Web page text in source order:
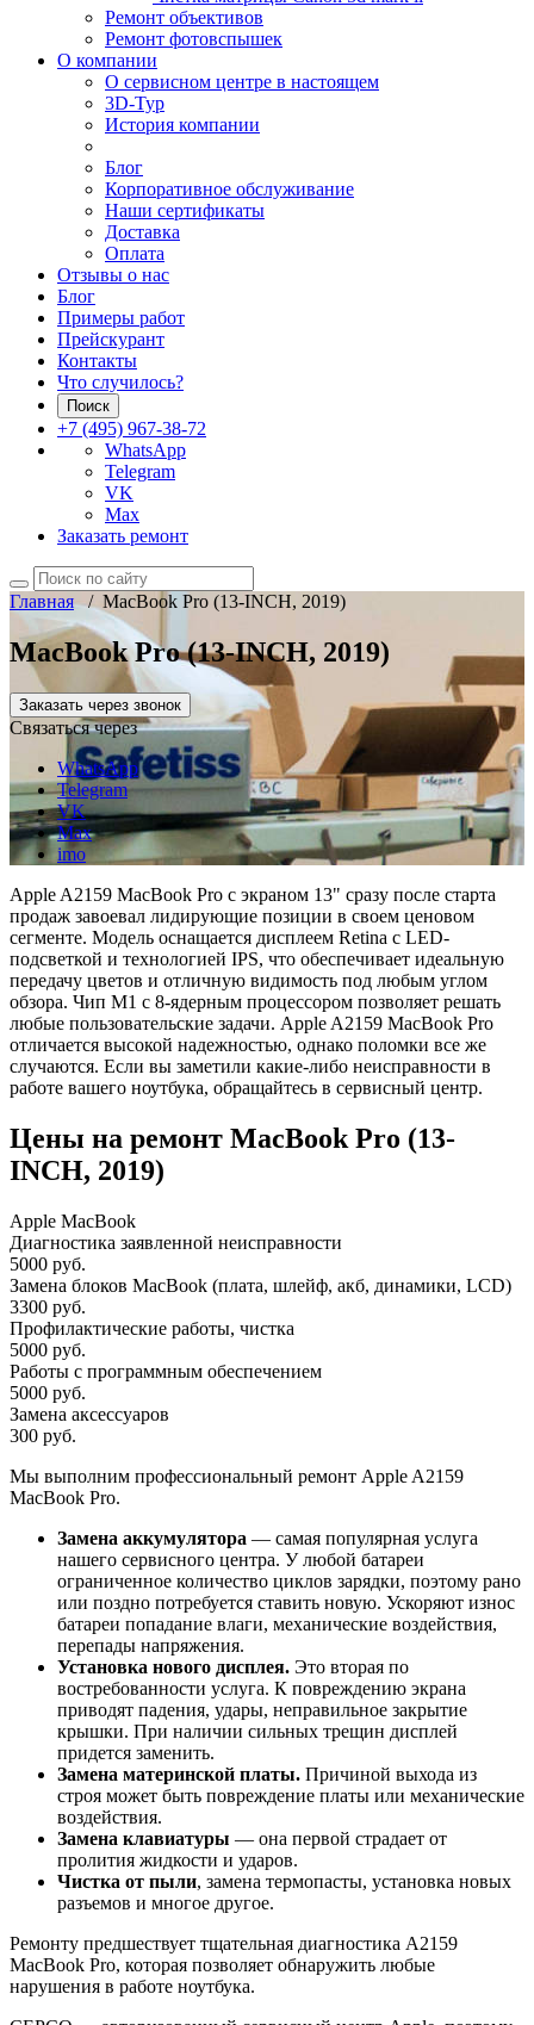
Ремонт объективов
Ремонт фотовспышек
О компании
О сервисном центре в настоящем
3D-Тур
История компании
Блог
Корпоративное обслуживание
Наши сертификаты
Доставка
Оплата
Отзывы о нас
Блог
Примеры работ
Прейскурант
Контакты
Что случилось?
Поиск
+7 (495) 967-38-72
WhatsApp
Telegram
VK
Max
Заказать ремонт
Главная/ MacBook Pro (13-INCH, 2019)
MacBook Pro (13-INCH, 2019)
Заказать через звонок
Связаться через
WhatsApp
Telegram
VK
Max
imo
Apple A2159 MacBook Pro с экраном 13" сразу после старта
продаж завоевал лидирующие позиции в своем ценовом
сегменте. Модель оснащается дисплеем Retina с LED-
подсветкой и технологией IPS, что обеспечивает идеальную
передачу цветов и отличную видимость под любым углом
обзора. Чип М1 с 8-ядерным процессором позволяет решать
любые пользовательские задачи. Apple A2159 MacBook Pro
отличается высокой надежностью, однако поломки все же
случаются. Если вы заметили какие-либо неисправности в
работе вашего ноутбука, обращайтесь в сервисный центр.
Цены на ремонт MacBook Pro (13-
INCH, 2019)
Apple MacBook
Диагностика заявленной неисправности
5000 руб.
Замена блоков MacBook (плата, шлейф, акб, динамики, LCD)
3300 руб.
Профилактические работы, чистка
5000 руб.
Работы с программным обеспечением
5000 руб.
Замена аксессуаров
300 руб.
Мы выполним профессиональный ремонт Apple A2159
MacBook Pro.
Замена аккумулятора — самая популярная услуга
нашего сервисного центра. У любой батареи
ограниченное количество циклов зарядки, поэтому рано
или поздно потребуется ставить новую. Ускоряют износ
батареи попадание влаги, механические воздействия,
перепады напряжения.
Установка нового дисплея. Это вторая по
востребованности услуга. К повреждению экрана
приводят падения, удары, неправильное закрытие
крышки. При наличии сильных трещин дисплей
придется заменить.
Замена материнской платы. Причиной выхода из
строя может быть повреждение платы или механические
воздействия.
Замена клавиатуры — она первой страдает от
пролития жидкости и ударов.
Чистка от пыли, замена термопасты, установка новых
разъемов и многое другое.
Ремонту предшествует тщательная диагностика A2159
MacBook Pro, которая позволяет обнаружить любые
нарушения в работе ноутбука.